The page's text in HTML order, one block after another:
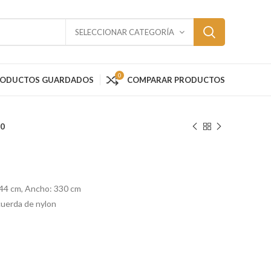
SELECCIONAR CATEGORÍA
GUARDADOS 0 COMPARAR PRODUCTOS
cm, Ancho: 330 cm
de nylon